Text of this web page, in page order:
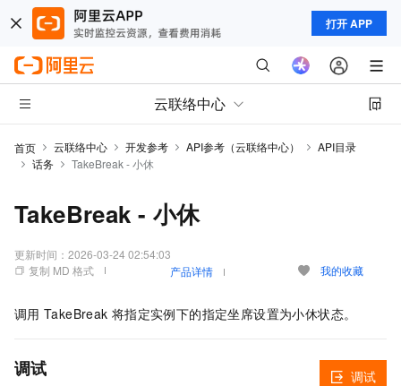
打开 APP
云联络中心
首页 云联络中心 开发参考 API参考（云联络中心）
API目录
话务
TakeBreak - 小休
TakeBreak - 小休
更新时间： 2026-03-24 02:54:03
复制 MD 格式
产品详情 我的收藏
调用 TakeBreak 将指定实例下的指定坐席设置为小休状态。
调试 调试